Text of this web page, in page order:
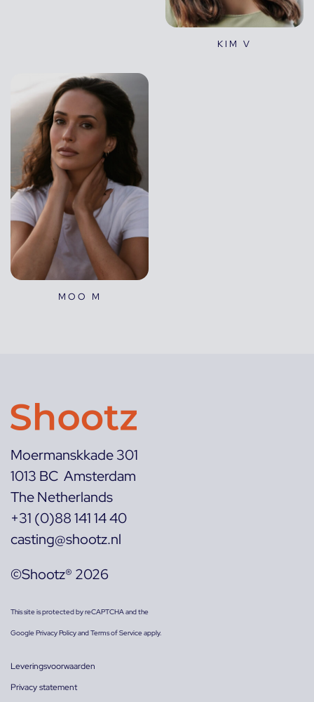
KIM V
MOO M
Moermanskkade 301
1013 BC Amsterdam
The Netherlands
+31 (0)88 141 14 40
casting@shootz.nl
©Shootz® 2026
This site is protected by reCAPTCHA and the
GooglePrivacy PolicyandTerms of Serviceapply.
Leveringsvoorwaarden
Privacy statement